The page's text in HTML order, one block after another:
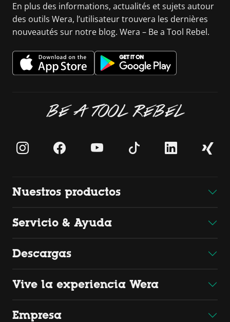
En plus des informations, actualités et sujets autour
des outils Wera, l’utilisateur trouvera les dernières
nouveautés sur notre blog. Wera – Be a Tool Rebel.
BE A TOOL REBEL
Nuestros productos
Servicio & Ayuda
Descargas
Vive la experiencia Wera
Empresa